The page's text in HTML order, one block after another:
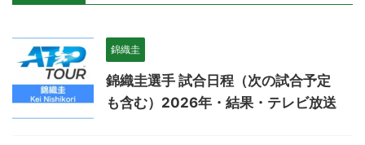
錦織圭
錦織圭選手 試合日程（次の試合予定
も含む）2026年・結果・テレビ放送